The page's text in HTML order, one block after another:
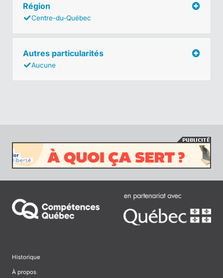
Région
Centre-du-Québec
Autres particularités
Aucune
Historique
À propos